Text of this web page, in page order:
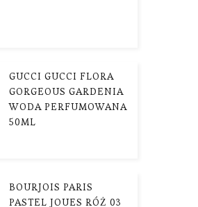
GUCCI GUCCI FLORA
GORGEOUS GARDENIA
WODA PERFUMOWANA
50ML
BOURJOIS PARIS
PASTEL JOUES RÓŻ 03